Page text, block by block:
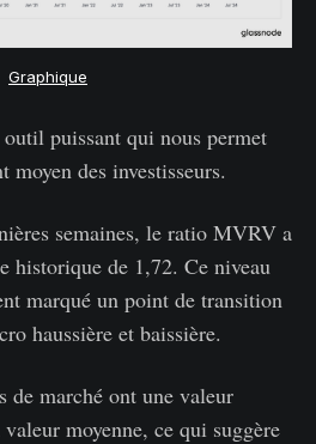
Graphique
puissant qui nous permet
des investisseurs.
semaines, le ratio MVRV a
historique de 1,72. Ce niveau
marqué un point de transition
haussière et baissière.
de marché ont une valeur
moyenne, ce qui suggère